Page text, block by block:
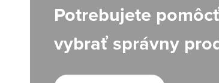
Potrebujete
vybrať správny